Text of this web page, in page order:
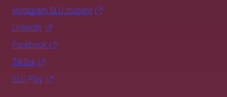
Instagram SLU.student
LinkedIn
Facebook
TikTok
SLU Play